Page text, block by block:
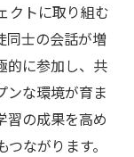
クトに取り組む
同士の会話が増
的に参加し、共
ンな環境が育ま
習の成果を高め
ながります。